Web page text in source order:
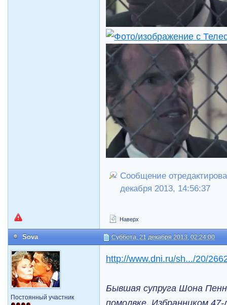
Сообщение
декабря 2013, 14:56:37
Наверх
Sova Суббота, 21 декабря 2013, 02:24:00
Постоянный участник
http://www.dni.ru/sh.../20/
Бывшая супруга Шона
помолвке. Избранником